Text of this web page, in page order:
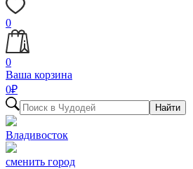
0
0
Ваша корзина
0₽
Найти
Владивосток
сменить город